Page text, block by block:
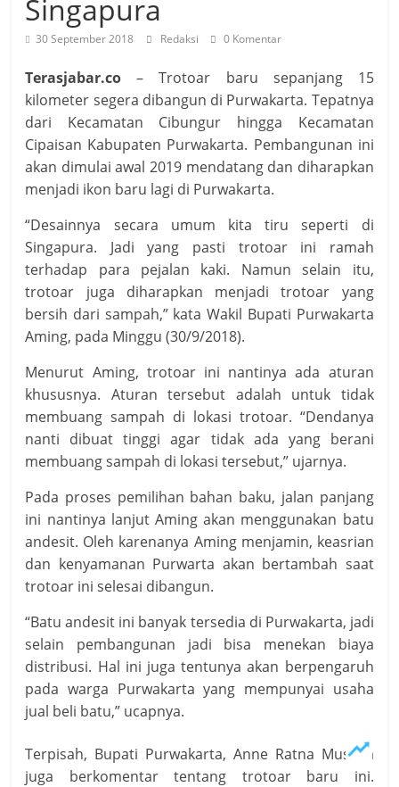
Singapura
30 September 2018 Redaksi 0 Komentar
Terasjabar.co – Trotoar baru sepanjang 15
kilometer segera dibangun di Purwakarta. Tepatnya
dari Kecamatan Cibungur hingga Kecamatan
Cipaisan Kabupaten Purwakarta‎. Pembangunan ini
akan dimulai awal 2019 mendatang dan diharapkan
menjadi ikon baru lagi di Purwakarta.
“Desainnya secara umum kita tiru seperti di
Singapura. Jadi yang pasti trotoar ini ramah
terhadap para pejalan kaki. Namun selain itu,
trotoar juga diharapkan menjadi trotoar yang
bersih dari sampah,” kata Wakil Bupati Purwakarta
Aming, pada Minggu (30/9/2018).
Menurut Aming, trotoar ini nantinya ada aturan
khususnya. Aturan tersebut adalah untuk tidak
membuang sampah di lokasi trotoar. “Dendanya
nanti dibuat tinggi agar tidak ada yang berani
membuang sampah di lokasi tersebut,” ujarnya.
Pada proses pemilihan bahan baku, jalan panjang
ini nantinya lanjut Aming akan menggunakan batu
andesit. Oleh karenanya Aming menjamin, keasrian
dan kenyamanan Purwarta akan bertambah saat
trotoar ini selesai dibangun.
“Batu andesit ini banyak tersedia di Purwakarta, jadi
selain pembangunan jadi bisa menekan biaya
distribusi. Hal ini juga tentunya akan berpengaruh
pada warga Purwakarta yang mempunyai usaha
jual beli batu,” ucapnya.
Terpisah, Bupati Purwakarta, Anne Ratna Mustika
juga berkomentar tentang trotoar baru ini.